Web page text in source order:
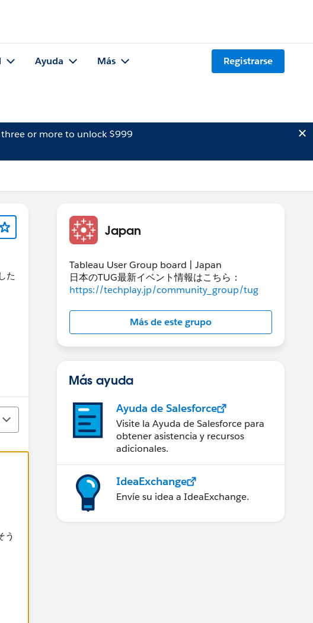
Ayuda Más Registrarse
three or more to unlock $999
た
う
Japan
Tableau User Group board | Japan
日本のTUG最新イベント情報はこちら：
https://techplay.jp/community_group/tug
Más de este grupo
Más ayuda
Ayuda de Salesforce
Visite la Ayuda de Salesforce para
obtener asistencia y recursos
adicionales.
IdeaExchange
Envíe su idea a IdeaExchange.